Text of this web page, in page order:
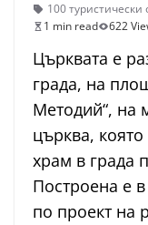
100 туристически
1 min read
622
Църквата е
града, на
Методий“, на
църква, която
храм в града
Построена е
по проект на